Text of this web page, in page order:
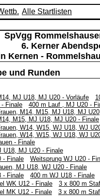
Alle Startlisten
SpVgg
6. Kerner
Kernen -
und Runden
MJ U18, MJ U20 - Vorläufe
Finale
400 m Lauf , MJ U20 -
M14, M15, MJ U18, MJ
M15, MJ U18, MJ U20 - Finale
W14, W15, WJ U18, WJ
W14, W15, WJ U18, WJ
- Finale
U18, MJ U20 - Finale
- Finale
Weitsprung WJ U20 -
MJ U18, WJ U20 - Finale
- Finale
400 m WJ U18 - Finale
WK U12 - Finale
3 x 800 m
MK U12 - Finale
3 x 800 m